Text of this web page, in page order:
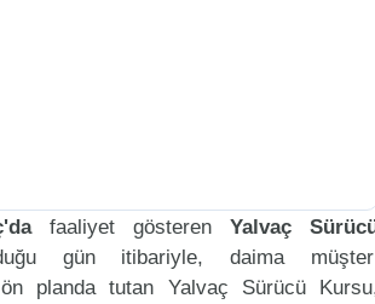
faaliyet gösteren Yalvaç
gün itibariyle, daima
ön planda tutan Yalvaç Sürücü